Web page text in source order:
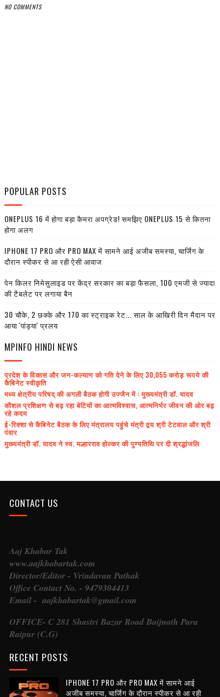
NO COMMENTS
POPULAR POSTS
ONEPLUS 16 में होगा बड़ा कैमरा अपग्रेड! समझिए ONEPLUS 15 से कितना
होगा अलग
IPHONE 17 PRO और PRO MAX में सामने आई अजीब समस्या, चार्जिंग के
दौरान स्पीकर से आ रही ऐसी आवाज
पेन किलर निमेसुलाइड पर केंद्र सरकार का बड़ा फैसला, 100 एमजी से ज्यादा
की टैबलेट पर लगाया बैन
30 चौके, 2 छक्के और 170 का स्ट्राइक रेट... साल के आखिरी दिन मैदान पर
आया 'पांड्या' प्रलय
MPINFO HINDI NEWS
प्रदेश के विकास और जन-कल्याण को गति देने के लिए 30,055 करोड़ रूपये की
कैबिनेट स्वीकृति
मध्य क्षेत्रीय परिषद् की अगली बैठक होगी उज्जैन में : मुख्यमंत्री डॉ. यादव
कौशल प्रशिक्षण से बढ़ रहा बेटियों का आत्मविश्वास, आत्मनिर्भर जीवन की ओर बढ़
रहे कदम
ई-रिक्शा से कैबिनेट बैठक के लिए मंत्रालय पहुंचे मंत्री द्वय श्री टेटवाल और श्री
पंवार
मुख्यमंत्री डॉ. यादव ने स्व. मल्हारराव होल्कर की पुण्यतिथि पर दी श्रद्धांजलि
CONTACT US
Aaj Khabar Tak
www.aajkhabartak.com
Director/Editor - Vrindavan Pathak
Office Contact No. - 9479304413
Email - aajkhabartak@gmail.com
OFFICE- C 281 Shastri Bazar Road Baijnath Para
Raipur (C.G)
RECENT POSTS
IPHONE 17 PRO और PRO MAX में सामने आई
अजीब समस्या, चार्जिंग के दौरान स्पीकर से आ रही